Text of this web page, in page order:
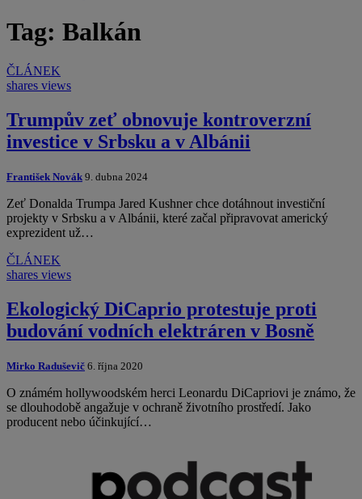
Tag: Balkán
ČLÁNEK
shares views
Trumpův zeť obnovuje kontroverzní
investice v Srbsku a v Albánii
František Novák 9. dubna 2024
Zeť Donalda Trumpa Jared Kushner chce dotáhnout investiční
projekty v Srbsku a v Albánii, které začal připravovat americký
exprezident už…
ČLÁNEK
shares views
Ekologický DiCaprio protestuje proti
budování vodních elektráren v Bosně
Mirko Raduševič 6. října 2020
O známém hollywoodském herci Leonardu DiCapriovi je známo, že
se dlouhodobě angažuje v ochraně životního prostředí. Jako
producent nebo účinkující…